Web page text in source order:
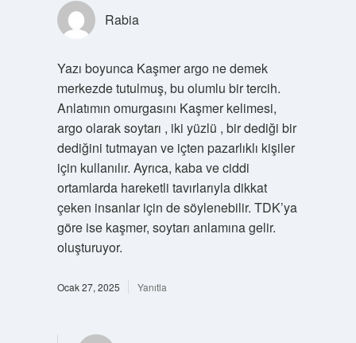
Rabia
Yazı boyunca Kaşmer argo ne demek
merkezde tutulmuş, bu olumlu bir tercih.
Anlatımın omurgasını Kaşmer kelimesi,
argo olarak soytarı , iki yüzlü , bir dediği bir
dediğini tutmayan ve içten pazarlıklı kişiler
için kullanılır. Ayrıca, kaba ve ciddi
ortamlarda hareketli tavırlarıyla dikkat
çeken insanlar için de söylenebilir. TDK’ya
göre ise kaşmer, soytarı anlamına gelir.
oluşturuyor.
Ocak 27, 2025 Yanıtla